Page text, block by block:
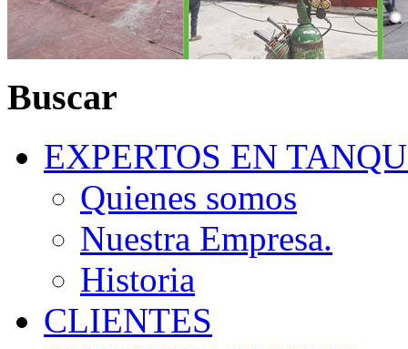
Buscar
EXPERTOS EN
Quienes somos
Nuestra Empresa.
Historia
CLIENTES